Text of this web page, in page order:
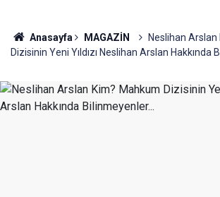
Anasayfa MAGAZİN
Neslihan
Dizisinin Yeni Yıldızı Neslihan Arslan Hakkında